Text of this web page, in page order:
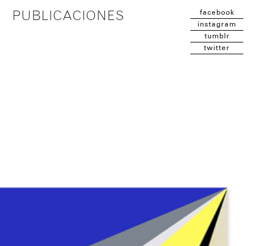
PUBLICACIONES
facebook
instagram
tumblr
twitter